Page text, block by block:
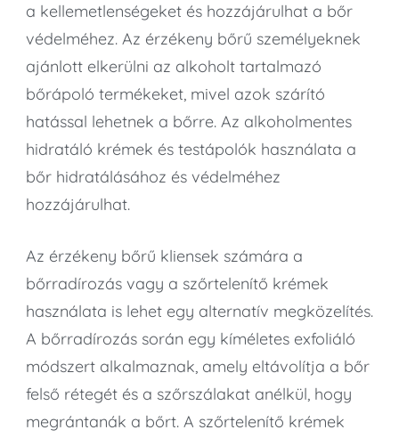
a kellemetlenségeket és hozzájárulhat a bőr
védelméhez. Az érzékeny bőrű személyeknek
ajánlott elkerülni az alkoholt tartalmazó
bőrápoló termékeket, mivel azok szárító
hatással lehetnek a bőrre. Az alkoholmentes
hidratáló krémek és testápolók használata a
bőr hidratálásához és védelméhez
hozzájárulhat.
Az érzékeny bőrű kliensek számára a
bőrradírozás vagy a szőrtelenítő krémek
használata is lehet egy alternatív megközelítés.
A bőrradírozás során egy kíméletes exfoliáló
módszert alkalmaznak, amely eltávolítja a bőr
felső rétegét és a szőrszálakat anélkül, hogy
megrántanák a bőrt. A szőrtelenítő krémek